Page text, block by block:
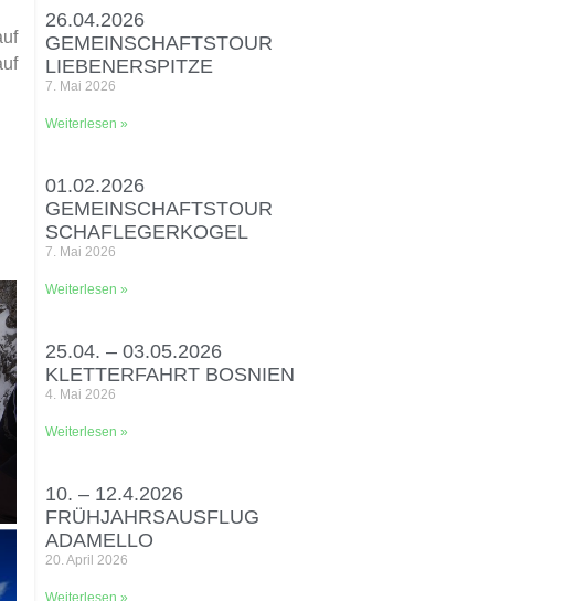
26.04.2026
GEMEINSCHAFTSTOUR
LIEBENERSPITZE
7. Mai 2026
Weiterlesen »
01.02.2026
GEMEINSCHAFTSTOUR
SCHAFLEGERKOGEL
7. Mai 2026
Weiterlesen »
25.04. – 03.05.2026
KLETTERFAHRT BOSNIEN
4. Mai 2026
Weiterlesen »
10. – 12.4.2026
FRÜHJAHRSAUSFLUG
ADAMELLO
20. April 2026
Weiterlesen »